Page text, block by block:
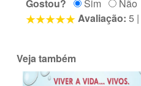
Gostou? Sim
Não
Avaliação: 5 |
Veja também